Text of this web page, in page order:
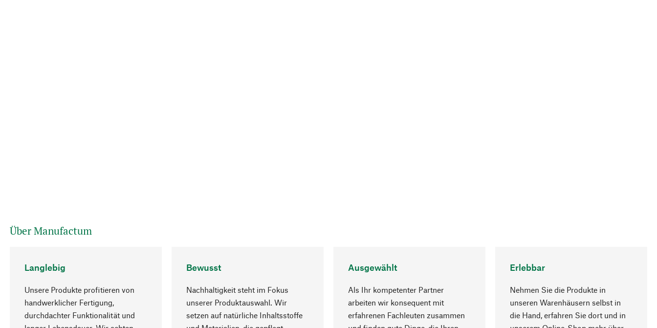
Über Manufactum
Langlebig
Unsere Produkte profitieren von
handwerklicher Fertigung,
durchdachter Funktionalität und
Bewusst
Nachhaltigkeit steht im Fokus
unserer Produktauswahl. Wir
setzen auf natürliche Inhaltsstoffe
Ausgewählt
Als Ihr kompetenter Partner
arbeiten wir konsequent mit
erfahrenen Fachleuten zusammen
Erlebbar
Nehmen Sie die Produkte in
unseren Warenhäusern selbst in
die Hand, erfahren Sie dort und in